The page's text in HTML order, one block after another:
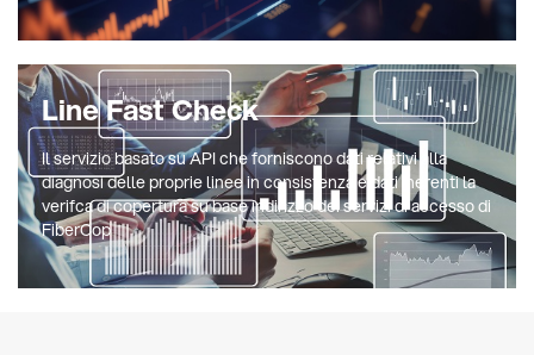
Line Fast Check
Il servizio basato su API che forniscono dati relativi alla
diagnosi delle proprie linee in consistenza e dati inerenti la
verifca di copertura su base indirizzo dei servizi di accesso di
FiberCop